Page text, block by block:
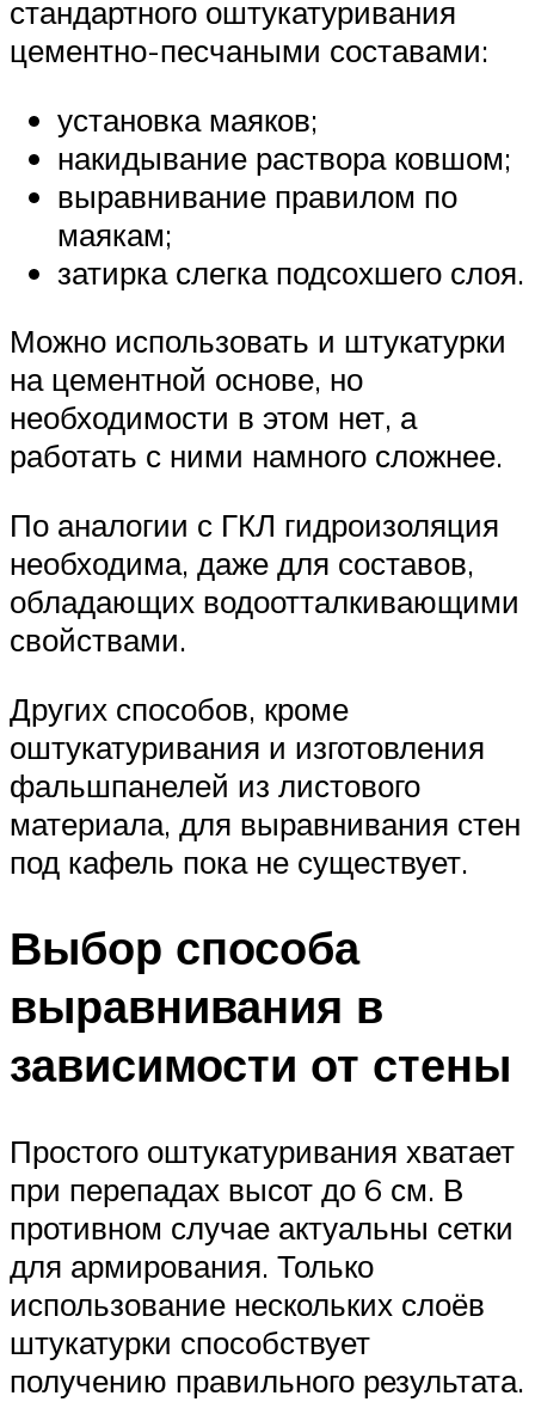
стандартного оштукатуривания
цементно-песчаными составами:
установка маяков;
накидывание раствора ковшом;
выравнивание правилом по
маякам;
затирка слегка подсохшего слоя.
Можно использовать и штукатурки
на цементной основе, но
необходимости в этом нет, а
работать с ними намного сложнее.
По аналогии с ГКЛ гидроизоляция
необходима, даже для составов,
обладающих водоотталкивающими
свойствами.
Других способов, кроме
оштукатуривания и изготовления
фальшпанелей из листового
материала, для выравнивания стен
под кафель пока не существует.
Выбор способа
выравнивания в
зависимости от стены
Простого оштукатуривания хватает
при перепадах высот до 6 см. В
противном случае актуальны сетки
для армирования. Только
использование нескольких слоёв
штукатурки способствует
получению правильного результата.